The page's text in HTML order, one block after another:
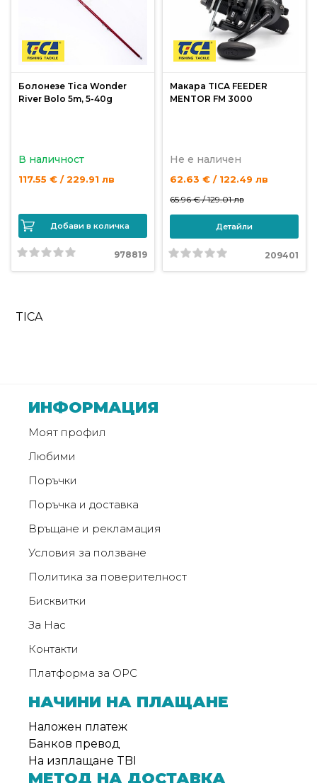
Болонезе Tica Wonder
River Bolo 5m, 5-40g
В наличност
117.55 € / 229.91 лв
Добави в количка
978819
Макара TICA FEEDER
MENTOR FM 3000
Не е наличен
62.63 € / 122.49 лв
65.96 € /129.01 лв
Детайли
209401
TICA
ИНФОРМАЦИЯ
Моят профил
Любими
Поръчки
Поръчка и доставка
Връщане и рекламация
Условия за ползване
Политика за поверителност
Бисквитки
За Нас
Контакти
Платформа за ОРС
НАЧИНИ НА ПЛАЩАНЕ
Наложен платеж
Банков превод
На изплащане TBI
МЕТОД НА ДОСТАВКА